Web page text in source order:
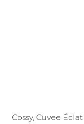
Cossy, Cuvee